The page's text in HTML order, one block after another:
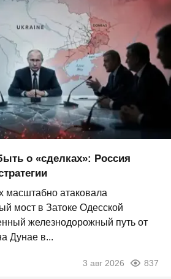
о «сделках»: Россия
масштабно атаковала
мост в Затоке Одесской
железнодорожный путь от
Дунае в...
3 авг 2026 837